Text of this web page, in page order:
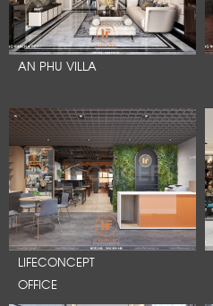
AN PHU VILLA
LIFECONCEPT
OFFICE